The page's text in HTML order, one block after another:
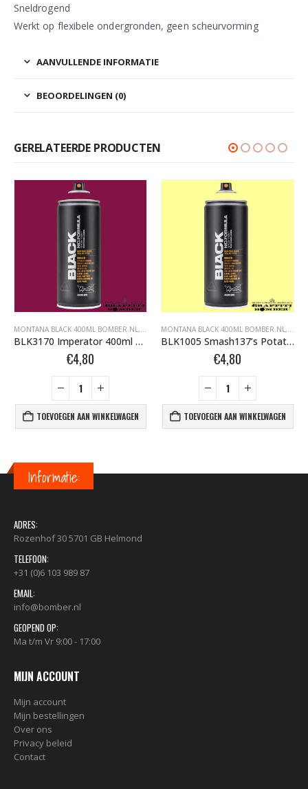
Sneldrogend
Werkt op flexibele ondergronden, geen scheurvorming
AANVULLENDE INFORMATIE
BEOORDELINGEN (0)
GERELATEERDE PRODUCTEN
SPUITBUSSEN
BLACK BOMBER.NL ,MONTANA GRAFFITI SPUITBUSSEN
MONTANA BLACK 400ML BOMBER.NL , MONTANA BLACK BOMBER.NL ,MONTANA
BLK3170 Imperator 400ml 351976
€4,80
TOEVOEGEN AAN WINKELWAGEN
MONTANA BLACK 400ML BOMBER.NL ,
BLK1005 Smash137’s Potatoes 400ml 289941
€4,80
TOEVOEGEN AAN WINKELWAGEN
Informatie:
ADRES:
Rozenhof 30 5701 GB Helmond
TELEFOON:
+31 (0)6 103 989 87
EMAIL:
info@bomber.nl
GEOPEND OP:
Ma t/m Vr 9:00 - 17:00
MIJN ACCOUNT
Mijn account
Mijn bestellingen
Over ons
Privacy beleid
Contact